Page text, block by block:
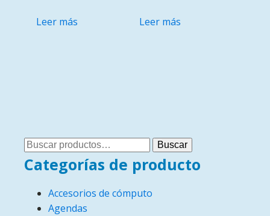
Leer más Leer más
Buscar
por:
Buscar
Categorías de producto
Accesorios de cómputo
Agendas